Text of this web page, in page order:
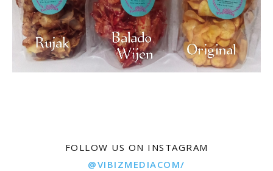
FOLLOW US ON INSTAGRAM
@VIBIZMEDIACOM/